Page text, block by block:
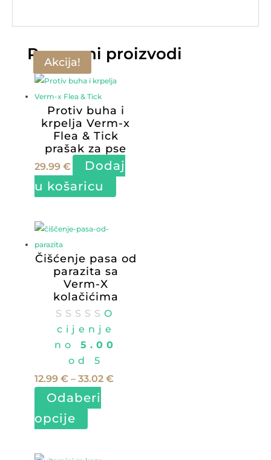
Povezani proizvodi
Protiv buha i
krpelja Verm-x
Flea & Tick
prašak za pse
29.99 €
Dodaj
u košaricu
Čišćenje pasa od
parazita sa
Verm-X
kolačićima
O
cijenje
no5.00
od 5
12.99 € – 33.02 €Raspon
Odaberi
opcije
proizvod
Akcija!